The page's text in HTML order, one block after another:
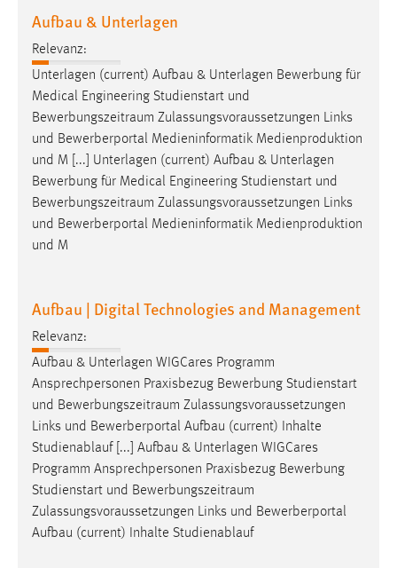
Aufbau & Unterlagen
Relevanz:
Unterlagen (current) Aufbau & Unterlagen Bewerbung für
Medical Engineering Studienstart und
Bewerbungszeitraum Zulassungsvoraussetzungen Links
und Bewerberportal Medieninformatik Medienproduktion
und M [...] Unterlagen (current) Aufbau & Unterlagen
Bewerbung für Medical Engineering Studienstart und
Bewerbungszeitraum Zulassungsvoraussetzungen Links
und Bewerberportal Medieninformatik Medienproduktion
und M
Aufbau | Digital Technologies and Management
Relevanz:
Aufbau & Unterlagen WIGCares Programm
Ansprechpersonen Praxisbezug Bewerbung Studienstart
und Bewerbungszeitraum Zulassungsvoraussetzungen
Links und Bewerberportal Aufbau (current) Inhalte
Studienablauf [...] Aufbau & Unterlagen WIGCares
Programm Ansprechpersonen Praxisbezug Bewerbung
Studienstart und Bewerbungszeitraum
Zulassungsvoraussetzungen Links und Bewerberportal
Aufbau (current) Inhalte Studienablauf
Performance
Name:
staticfilecache
Zweck:
Für performante Seitenauslieferung wird in diesem Cookie
gespeichert, ob man eingeloggt ist.
Sprachpräferenz
Name:
site-language-preference
Chat
Name:
MibewSessionID, MIBEW_UserID, mibew_locale, mibew-
chat-frame-style-5e9dbeb1811c0446
Zweck:
Wird benötigt um die Chatfunktion nutzen zu können.